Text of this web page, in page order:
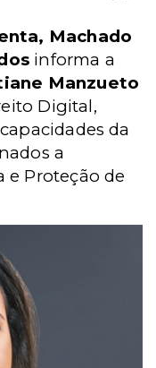
Machado
informa a
Manzueto
Digital,
da
a
e Proteção de